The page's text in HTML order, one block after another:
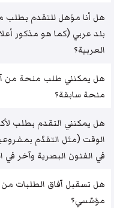
هل أنا مؤهل للتقدم بطلب
بلد عربي (كما هو مذكور
العربية؟
هل يمكنني طلب منحة من
منحة سابقة؟
هل يمكنني التقدم بطلب
الوقت (مثل التقدّم
في الفنون البصرية وآخر في
هل تسقبل آفاق الطلبات من
مؤسّسي؟